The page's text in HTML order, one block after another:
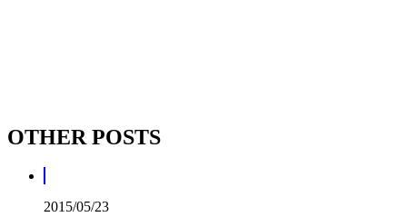
OTHER POSTS
2015/05/23